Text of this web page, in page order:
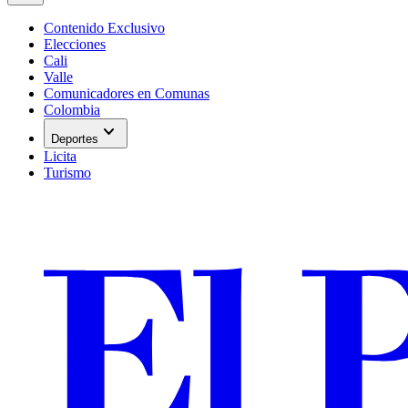
Contenido Exclusivo
Elecciones
Cali
Valle
Comunicadores en Comunas
Colombia
Deportes expand_more
Licita
Turismo